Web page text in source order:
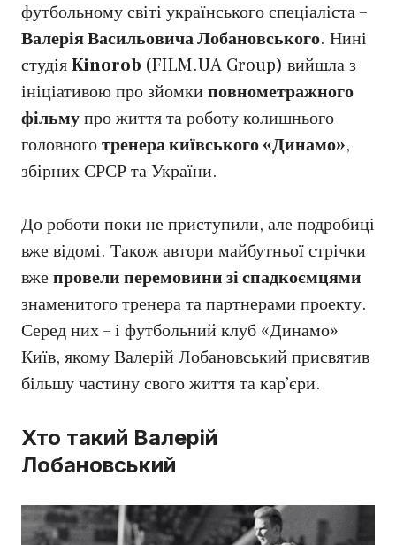
футбольному світі українського спеціаліста –
Валерія Васильовича Лобановського. Нині
студіяKinorob (FILM.UA Group) вийшла з
ініціативою про зйомкиповнометражного
фільмупро життя та роботу колишнього
головноготренера київського «Динамо»,
збірних СРСР та України.
До роботи поки не приступили, але подробиці
вже відомі. Також автори майбутньої стрічки
вжепровели перемовини зі спадкоємцями
знаменитого тренера та партнерами проекту.
Серед них – і футбольний клуб «Динамо»
Київ, якому Валерій Лобановський присвятив
більшу частину свого життя та кар’єри.
Хто такий Валерій
Лобановський